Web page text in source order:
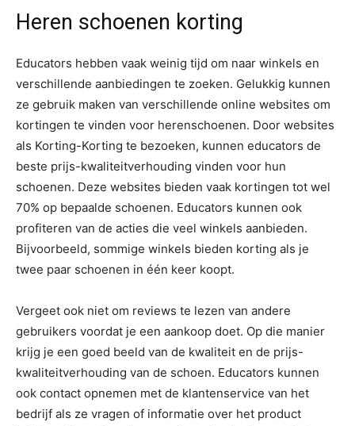
Heren schoenen korting
Educators hebben vaak weinig tijd om naar winkels en
verschillende aanbiedingen te zoeken. Gelukkig kunnen
ze gebruik maken van verschillende online websites om
kortingen te vinden voor herenschoenen. Door websites
als Korting-Korting te bezoeken, kunnen educators de
beste prijs-kwaliteitverhouding vinden voor hun
schoenen. Deze websites bieden vaak kortingen tot wel
70% op bepaalde schoenen. Educators kunnen ook
profiteren van de acties die veel winkels aanbieden.
Bijvoorbeeld, sommige winkels bieden korting als je
twee paar schoenen in één keer koopt.
Vergeet ook niet om reviews te lezen van andere
gebruikers voordat je een aankoop doet. Op die manier
krijg je een goed beeld van de kwaliteit en de prijs-
kwaliteitverhouding van de schoen. Educators kunnen
ook contact opnemen met de klantenservice van het
bedrijf als ze vragen of informatie over het product